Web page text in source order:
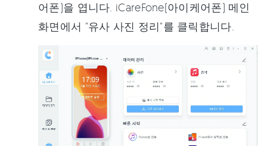
어폰)을 엽니다. iCareFone(아이케어폰) 메인
화면에서 "유사 사진 정리"를 클릭합니다.